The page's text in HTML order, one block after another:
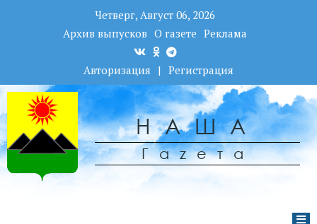
Четверг, Август 06, 2026
Архив выпусков О газете Реклама
Авторизация | Регистрация
НАША
Гаzета